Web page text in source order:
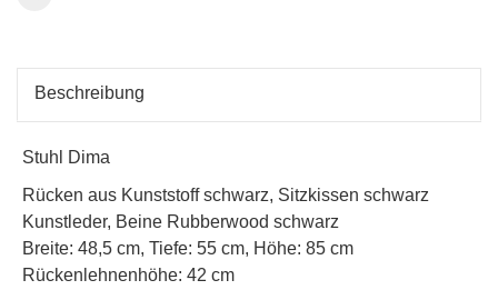
Beschreibung
Stuhl Dima
Rücken aus Kunststoff schwarz, Sitzkissen schwarz
Kunstleder, Beine Rubberwood schwarz
Breite: 48,5 cm, Tiefe: 55 cm, Höhe: 85 cm
Rückenlehnenhöhe: 42 cm